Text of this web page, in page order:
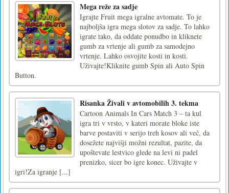
Mega reže za sadje
Igrajte Fruit mega igralne avtomate. To je
najboljša igra mega slotov za sadje. To lahko
igrate tako, da oddate ponudbo in kliknete
gumb za vrtenje ali gumb za samodejno
vrtenje. Lahko osvojite kosti in kosti.
Uživajte!Kliknite gumb Spin ali Auto Spin
Button.
Risanka Živali v avtomobilih 3. tekma
Cartoon Animals In Cars Match 3 – ta kul
igra tri v vrsto, v kateri morate bloke iste
barve postaviti v serijo treh kosov ali več, da
dosežete najvišji možni rezultat, pazite, da
upoštevate lestvico glede na levi ni padel
prenizko, sicer bo igre konec. Uživajte v
igri!Za igranje [...]